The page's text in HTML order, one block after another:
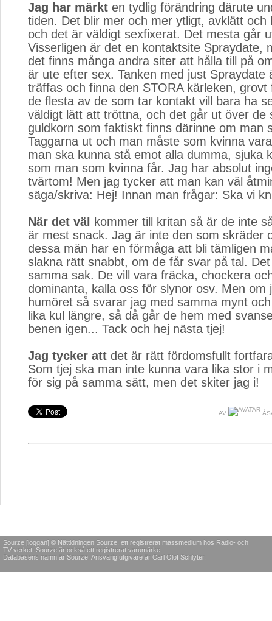
Jag har märkt en tydlig förändring därute
tiden. Det blir mer och mer ytligt, avklätt och
och det är väldigt sexfixerat. Det mesta går
Visserligen är det en kontaktsite Spraydate,
det finns många andra siter att hålla till på
är ute efter sex. Tanken med just Spraydate
träffas och finna den STORA kärleken, grovt
de flesta av de som tar kontakt vill bara ha
väldigt lätt att tröttna, och det går ut över de
guldkorn som faktiskt finns därinne om man
Taggarna ut och man måste som kvinna
man ska kunna stå emot alla dumma, sjuka
som man som kvinna får. Jag har absolut
tvärtom! Men jag tycker att man kan väl
säga/skriva: Hej! Innan man frågar: Ska vi
När det väl
kommer till kritan så är de inte
är mest snack. Jag är inte den som skräder
dessa män har en förmåga att bli tämligen
slakna rätt snabbt, om de får svar på tal.
samma sak. De vill vara fräcka, chockera
dominanta, kalla oss för slynor osv. Men om
humöret så svarar jag med samma mynt
lika kul längre, så då går de hem med
benen igen... Tack och hej nästa tjej!
Jag tycker att det är rätt fördomsfullt
Som tjej ska man inte kunna vara lika stor i
för sig på samma sätt, men det skiter jag i!
AV
Sourze [loggan] © Nättidningen Sourze, ett registrerat massmedium hos Radio- och
TV-verket. Sourze är också ett registrerat varumärke.
Databasens namn är Sourze. Ansvarig utgivare är Carl Olof Schlyter.